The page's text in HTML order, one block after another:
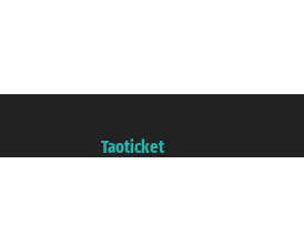
Taoticket